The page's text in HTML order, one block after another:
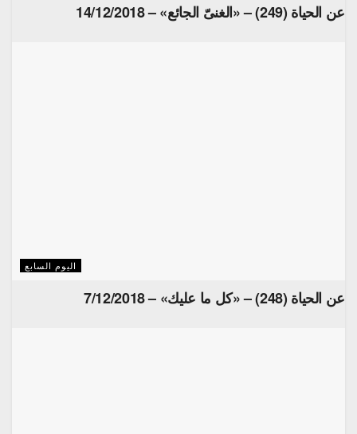
عن الحياة (249) – «الغنىّ الجائع» – 14/12/2018
اليوم السابع
عن الحياة (248) – «كل ما عليك» – 7/12/2018